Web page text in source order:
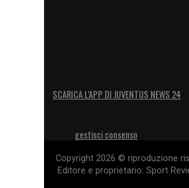
sbrogliare questo nodo
SCARICA L’APP DI JUVENTUS NEWS 24
gestisci consenso
Copyright 2026 © riproduzione
Editore e proprietario: Sport